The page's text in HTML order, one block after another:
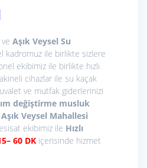
ve Aşık Veysel Su
kadromuz ile birlikte sizlere
ekibimiz ile birlikte hızlı
cihazlar ile su kaçak
ve mutfak giderlerinizi
değiştirme musluk
Aşık Veysel Mahallesi
ekibimiz ile Hızlı
– 60 DK içerisinde hizmet